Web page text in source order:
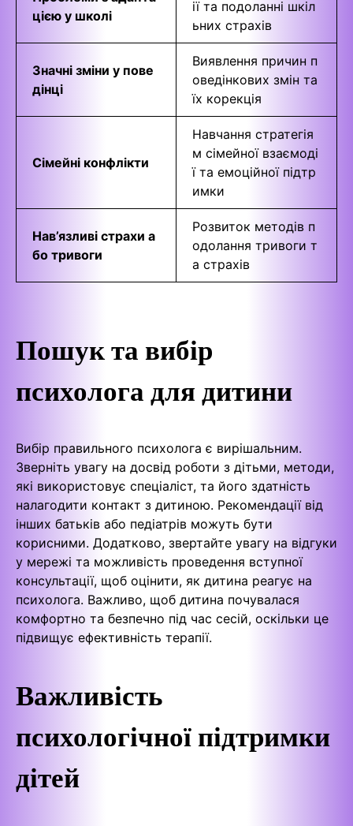
цією у школі
ії та подоланні шкіл
ьних страхів
Значні зміни у пове
дінці
Виявлення причин п
оведінкових змін та
їх корекція
Сімейні конфлікти
Навчання стратегія
м сімейної взаємоді
ї та емоційної підтр
имки
Нав’язливі страхи а
бо тривоги
Розвиток методів п
одолання тривоги т
а страхів
Пошук та вибір
психолога для дитини
Вибір правильного психолога є вирішальним.
Зверніть увагу на досвід роботи з дітьми, методи,
які використовує спеціаліст, та його здатність
налагодити контакт з дитиною. Рекомендації від
інших батьків або педіатрів можуть бути
корисними. Додатково, звертайте увагу на відгуки
у мережі та можливість проведення вступної
консультації, щоб оцінити, як дитина реагує на
психолога. Важливо, щоб дитина почувалася
комфортно та безпечно під час сесій, оскільки це
підвищує ефективність терапії.
Важливість
психологічної підтримки
дітей